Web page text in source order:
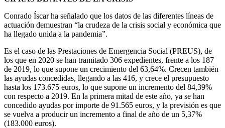
Conrado Íscar ha señalado que los datos de las diferentes líneas de
actuación demuestran “la crudeza de la crisis social y económica que
ha llegado unida a la pandemia”.
Es el caso de las Prestaciones de Emergencia Social (PREUS), de
los que en 2020 se han tramitado 306 expedientes, frente a los 187
de 2019, lo que supone un crecimiento del 63,64%. Crecen también
las ayudas concedidas, llegando a las 416, y crece el presupuesto
hasta los 173.675 euros, lo que supone un incremento del 84,39%
con respecto a 2019. En la primera mitad de este año, ya se han
concedido ayudas por importe de 91.565 euros, y la previsión es que
se vuelva a producir un incremento a final de año de un 5,37%
(183.000 euros).